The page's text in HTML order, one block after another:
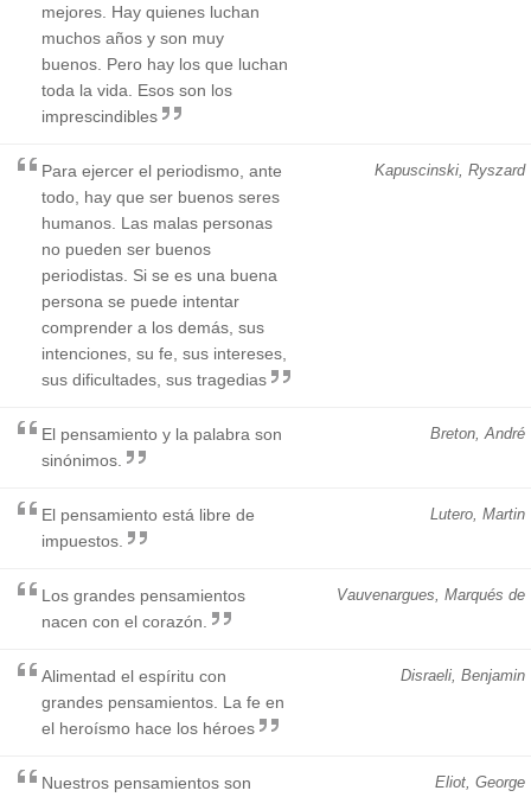
mejores. Hay quienes luchan
muchos años y son muy
buenos. Pero hay los que luchan
toda la vida. Esos son los
imprescindibles
Kapuscinski, Ryszard
Para ejercer el periodismo, ante
todo, hay que ser buenos seres
humanos. Las malas personas
no pueden ser buenos
periodistas. Si se es una buena
persona se puede intentar
comprender a los demás, sus
intenciones, su fe, sus intereses,
sus dificultades, sus tragedias
Breton, André
El pensamiento y la palabra son
sinónimos.
Lutero, Martin
El pensamiento está libre de
impuestos.
Vauvenargues, Marqués de
Los grandes pensamientos
nacen con el corazón.
Disraeli, Benjamin
Alimentad el espíritu con
grandes pensamientos. La fe en
el heroísmo hace los héroes
Eliot, George
Nuestros pensamientos son